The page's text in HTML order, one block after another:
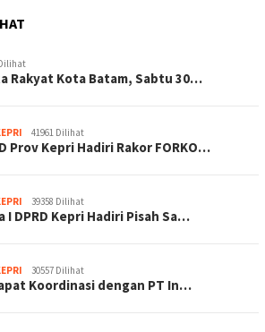
Rakyat Kota Batam, Sabtu 30…
41961 Dilihat
Prov Kepri Hadiri Rakor FORKO…
39358 Dilihat
I DPRD Kepri Hadiri Pisah Sa…
30557 Dilihat
Koordinasi dengan PT In…